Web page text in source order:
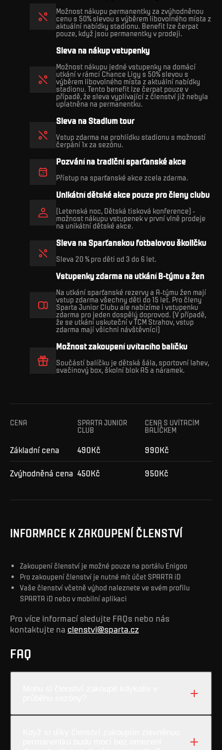
Možnost nákupu permanentky za zvýhodněnou
cenu s 50% slevou s výběrem libovolného místa z
aktuální nabídky stadionu. Benefit lze čerpat
pouze, když jsou permanentky v prodeji.
Sleva na nákup vstupenky
Možnost nákupu jedné vstupenky na domácí
utkání v rámci Chance Ligy s 50% slevou s
výběrem libovolného místa z aktuální nabídky
stadionu. Tento benefit lze čerpat pouze v
případě, že sleva vyplívající z členství již nebyla
uplatněna na permanentku.
Sleva na Stadium tour
Vstup zdarma na prohlídku stadionu s možností
čerpání 1x za sezónu.
Pozvání na tradiční sparťanské akce
Přístup na sparťanské akce zcela zdarma.
Unikátní dětské akce pouze pro členy clubu
(Letenská noc, Dětská tisková konference) -
možnost nákupu vstupenek v první vlně prodeje
na unikátní dětské akce.
Sleva na Sparťanskou fotbalovou školičku
Sleva 20 % pro děti od 3 do 6 let.
Vstupenky zdarma na utkání B-týmu a žen
Na utkání sparťanské rezervy a A-týmu žen mají
vstup zdarma všechny děti do 15 let. Pro členy
Sparta Junior Clubu ale nabízíme i vstupenku
zdarma pro jeden dospělý doprovod. (V případě,
že se utkání uskuteční v TCM Strahov, vstup
zdarma mají všichni návštěvníci)
Možnost zakoupení uvítacího balíčku
Součástí balíčku je dětská šála, sportovní lahev,
svačinový box, školní blok A5 a náramek.
CENA
SPARTA JUNIOR
CLUB
CENA S UVÍTACÍM
BALÍČKEM
Základní cena 490Kč 990Kč
Zvýhodněná cena 450Kč 950Kč
INFORMACE K ZAKOUPENÍ ČLENSTVÍ
Zakoupení členství je možné pouze na portálu Enigoo
Pro zakoupení členství je nutné mít účet SPARTA iD
Vaše členství včetně výhod naleznete ve svém profilu
SPARTA iD nebo v mobilní aplikaci
Pro více informací sledujte FAQs nebo nás
kontaktujte na clenstvi@sparta.cz
FAQ